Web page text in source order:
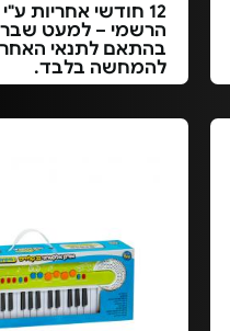
12 חודשי אחריות
הרשמי – למעט שבר
בהתאם לתנאי
להמחשה בלבד.